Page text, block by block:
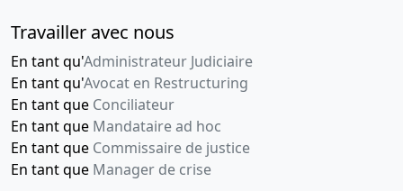
Travailler avec nous
En tant qu'Administrateur Judiciaire
En tant qu'Avocat en Restructuring
En tant que Conciliateur
En tant que Mandataire ad hoc
En tant que Commissaire de justice
En tant que Manager de crise